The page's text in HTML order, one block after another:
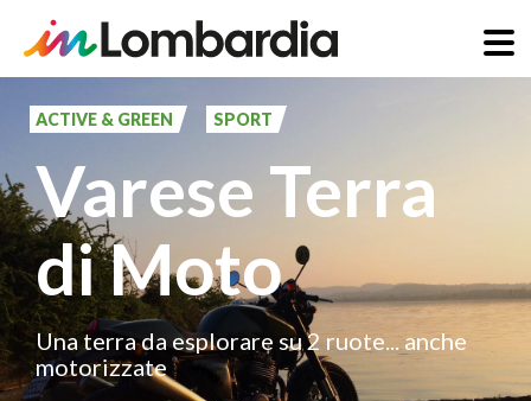
principale
ACTIVE & GREEN SPORT
Varese Terra
di Moto
Una terra da esplorare su 2 ruote... anche
motorizzate